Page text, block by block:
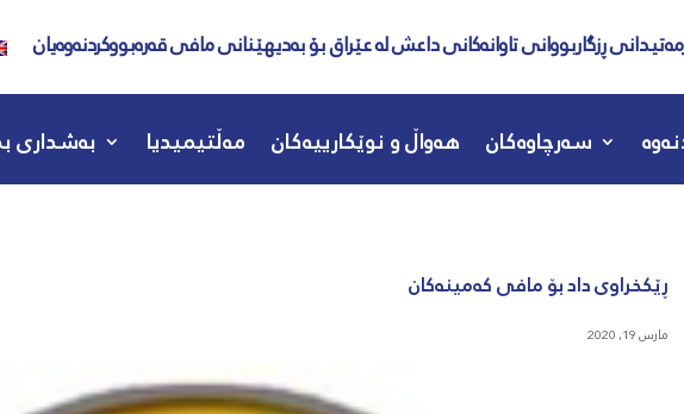
ڕزگاربووانی تاوانەکانی داعش لە عێراق بۆ بەدیهێنانی مافی قەرەبووکردنەوەیان
سەرچاوەکان هەواڵ و نوێکارییەکان مەڵتیمیدیا بەشداری
ڕێکخراوی داد بۆ مافی کەمینەکان
مارس 19, 2020